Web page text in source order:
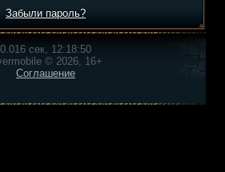
Забыли пароль?
0.016 сек, 12:18:50
© 2026, 16+
Соглашение